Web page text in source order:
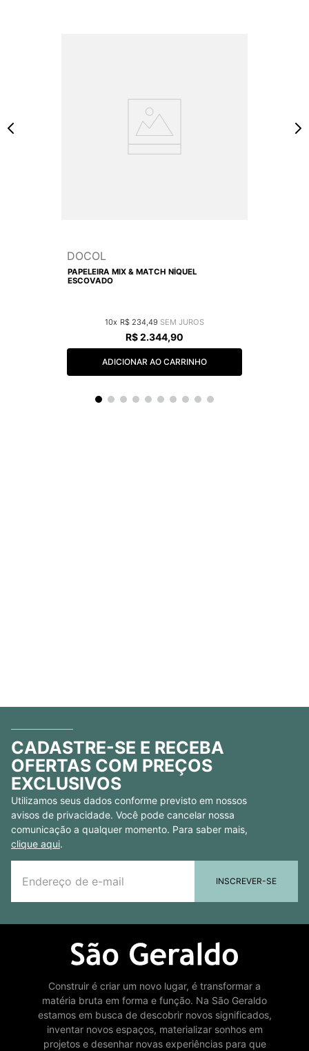
DOCOL
PAPELEIRA MIX & MATCH NÍQUEL
ESCOVADO
10 R$ 234, 49
R$2.344,90
ADICIONAR AO CARRINHO
CADASTRE-SE E RECEBA
OFERTAS COM PREÇOS
EXCLUSIVOS
Utilizamos seus dados conforme previsto em nossos
avisos de privacidade. Você pode cancelar nossa
comunicação a qualquer momento. Para saber mais,
clique aqui.
INSCREVER-SE
Construir é criar um novo lugar, é transformar a
matéria bruta em forma e função. Na São Geraldo
estamos em busca de descobrir novos significados,
inventar novos espaços, materializar sonhos em
projetos e desenhar novas experiências para que